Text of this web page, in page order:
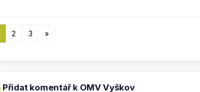
2 3 »
Přidat komentář k OMV Vyškov